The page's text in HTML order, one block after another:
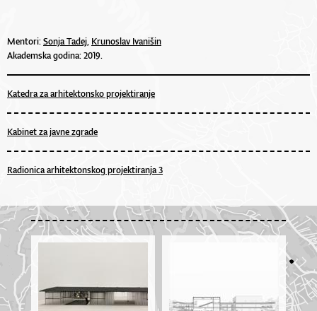
Mentori:Sonja Tadej, Krunoslav Ivanišin
Akademska godina: 2019.
Katedra za arhitektonsko projektiranje
Kabinet za javne zgrade
Radionica arhitektonskog projektiranja 3